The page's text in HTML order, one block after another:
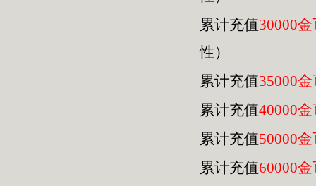
累计充值30000
性）
累计充值35000
累计充值40000
累计充值50000
累计充值60000